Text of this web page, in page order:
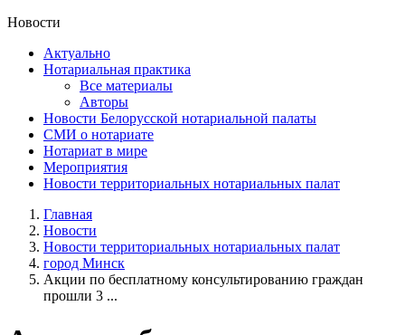
Новости
Актуально
Нотариальная практика
Все материалы
Авторы
Новости Белорусской нотариальной палаты
СМИ о нотариате
Нотариат в мире
Мероприятия
Новости территориальных нотариальных палат
Главная
Новости
Новости территориальных нотариальных палат
город Минск
Акции по бесплатному консультированию граждан
прошли 3 ...